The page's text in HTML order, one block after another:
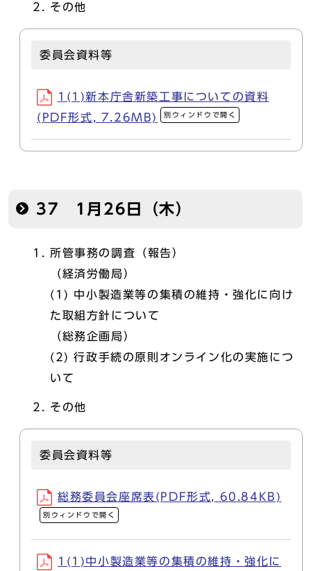
その他
委員会資料等
1(1)新本庁舎新築工事についての資料
(PDF形式, 7.26MB)
別ウィンドウで開く
37 1月26日（木）
所管事務の調査（報告）
（経済労働局）
(1) 中小製造業等の集積の維持・強化に向け
た取組方針について
（総務企画局）
(2) 行政手続の原則オンライン化の実施につ
いて
その他
委員会資料等
総務委員会座席表(PDF形式, 60.84KB)
別ウィンドウで開く
1(1)中小製造業等の集積の維持・強化に